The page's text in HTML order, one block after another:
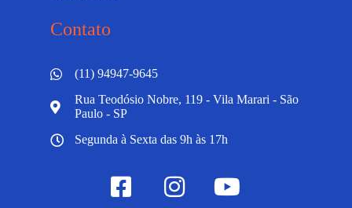
Contato
(11) 94947-9645
Rua Teodósio Nobre, 119 - Vila Marari - São
Paulo - SP
Segunda à Sexta das 9h às 17h